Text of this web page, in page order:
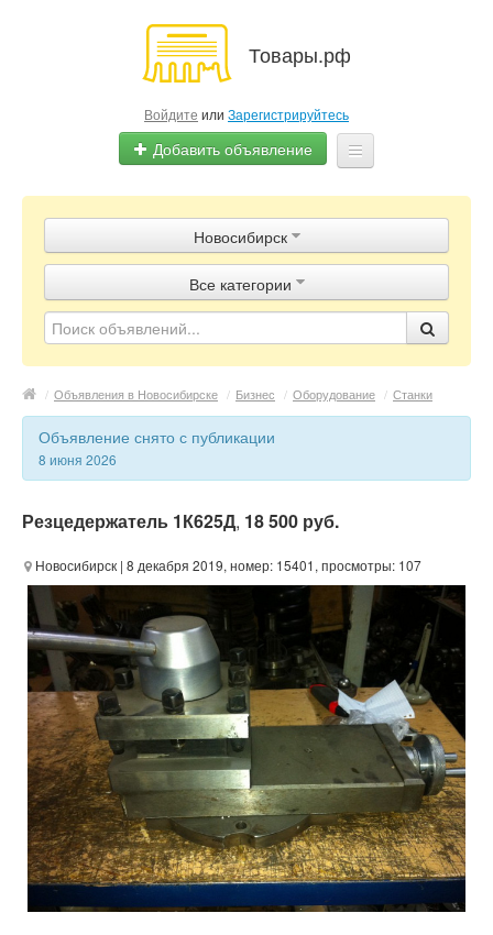
Товары.рф
Войдите или Зарегистрируйтесь
Добавить объявление
Объявления
Магазины
Контакты
Новосибирск
Все категории
/ Объявления в Новосибирске / Бизнес / Оборудование / Станки
Объявление снято с публикации
8 июня 2026
Резцедержатель 1К625Д, 18 500 руб.
Новосибирск | 8 декабря 2019, номер: 15401, просмотры: 107